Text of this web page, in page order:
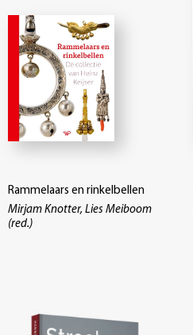
Rammelaars en rinkelbellen
Mirjam Knotter, Lies Meiboom
(red.)